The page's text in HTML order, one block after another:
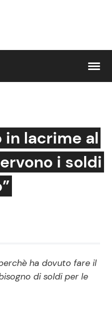
Gossip e TV
Bellezze VIP
Programmi TV
in lacrime al
i soldi
ha dovuto fare il
di soldi per le